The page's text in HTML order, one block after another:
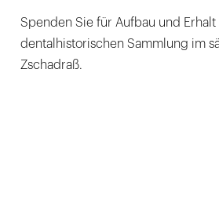
Spenden Sie für Aufbau und
dentalhistorischen Sammlung im
Zschadraß.